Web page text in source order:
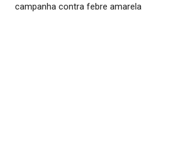
campanha contra febre amarela